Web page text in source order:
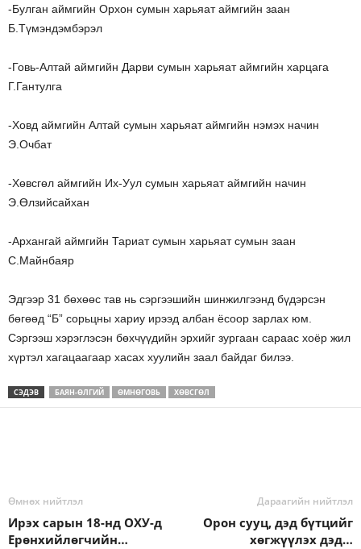
-Булган аймгийн Орхон сумын харьяат аймгийн заан
Б.Түмэндэмбэрэл
-Говь-Алтай аймгийн Дарви сумын харьяат аймгийн харцага
Г.Гантулга
-Ховд аймгийн Алтай сумын харьяат аймгийн нэмэх начин
Э.Очбат
-Хөвсгөл аймгийн Их-Уул сумын харьяат аймгийн начин
Э.Өлзийсайхан
-Архангай аймгийн Тариат сумын харьяат сумын заан
С.Майнбаяр
Эдгээр 31 бөхөөс тав нь сэргээшийн шинжилгээнд бүдэрсэн
бөгөөд “Б” сорьцны хариу ирээд албан ёсоор зарлах юм.
Сэргээш хэрэглэсэн бөхчүүдийн эрхийг зургаан сараас хоёр жил
хүртэл хагацаагаар хасах хуулийн заал байдаг билээ.
СЭДЭВ БАЯН-ӨЛГИЙ ӨМНӨГОВЬ ХӨВСГӨЛ
Өмнөх нийтлэл
Ирэх сарын 18-нд ОХУ-д
Ерөнхийлөгчийн…
Дараагийн нийтлэл
Орон сууц, дэд бүтцийг
хөгжүүлэх дэд…